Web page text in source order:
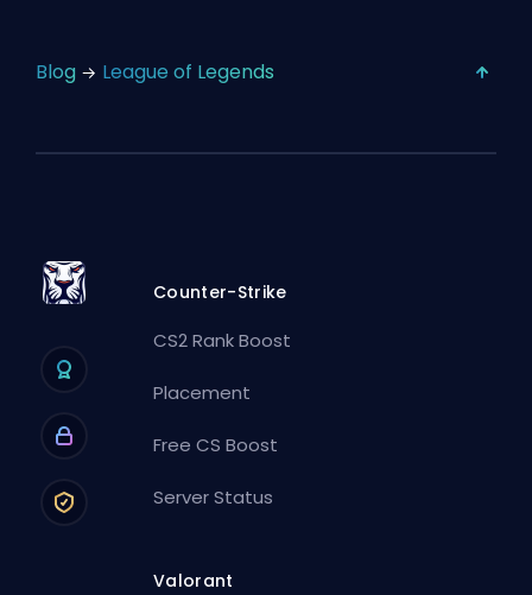
Blog League of Legends
Counter-Strike
CS2 Rank Boost
Placement
Free CS Boost
Server Status
Valorant